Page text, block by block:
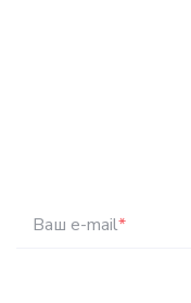
Ваш e-mail*